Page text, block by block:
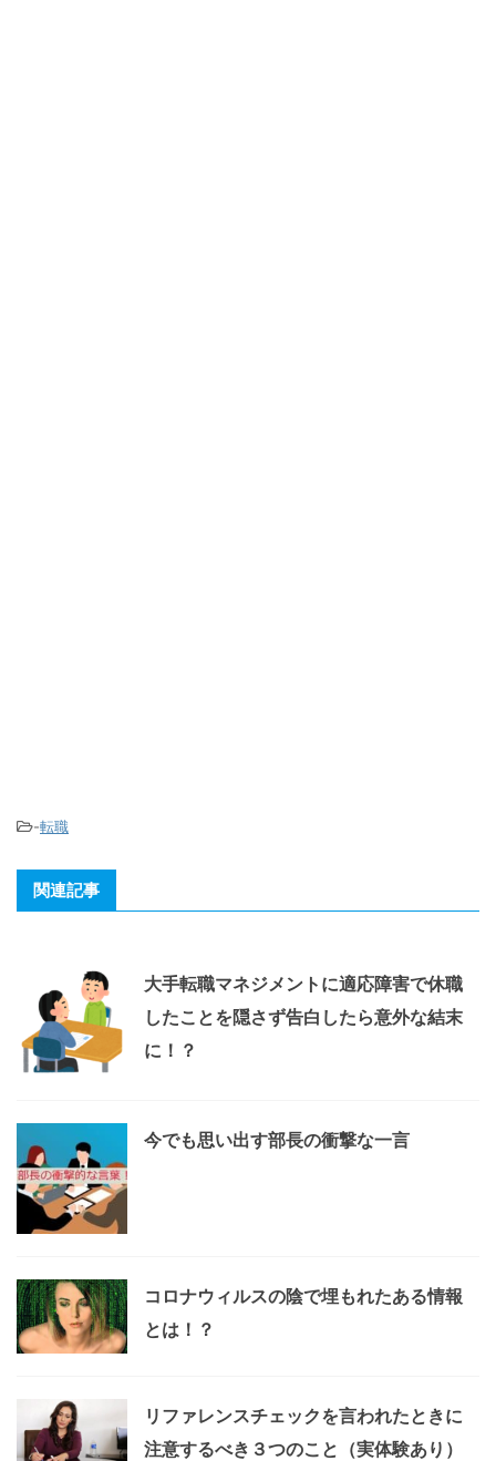
-転職
関連記事
大手転職マネジメントに適応障害で休職
したことを隠さず告白したら意外な結末
に！？
今でも思い出す部長の衝撃な一言
コロナウィルスの陰で埋もれたある情報
とは！？
リファレンスチェックを言われたときに
注意するべき３つのこと（実体験あり）